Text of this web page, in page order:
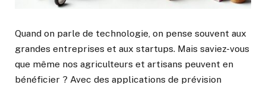
Quand on parle de technologie, on pense souvent aux
grandes entreprises et aux startups. Mais saviez-vous
que même nos agriculteurs et artisans peuvent en
bénéficier ? Avec des applications de prévision